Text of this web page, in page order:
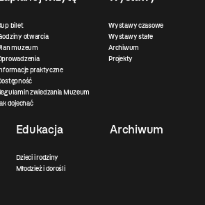
bilet
otwarcia
muzeum
praktyczne
zwiedzania Muzeum
dojechać
Wystawy czasowe
Wystawy stałe
Archiwum
Projekty
Edukacja
Dzieci i rodziny
Młodzież i dorośli
Archiwum